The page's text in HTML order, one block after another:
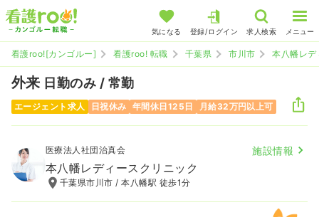
気になる 登録/ログイン 求人検索 メニュー
看護roo![カンゴルー] 看護roo! 転職 千葉県 市川市 本八幡レ
外来 日勤のみ / 常勤
エージェント求人 日祝休み 年間休日125日 月給32万円以上可
医療法人社団治真会 施設情報
本八幡レディースクリニック
千葉県市川市 / 本八幡駅 徒歩1分